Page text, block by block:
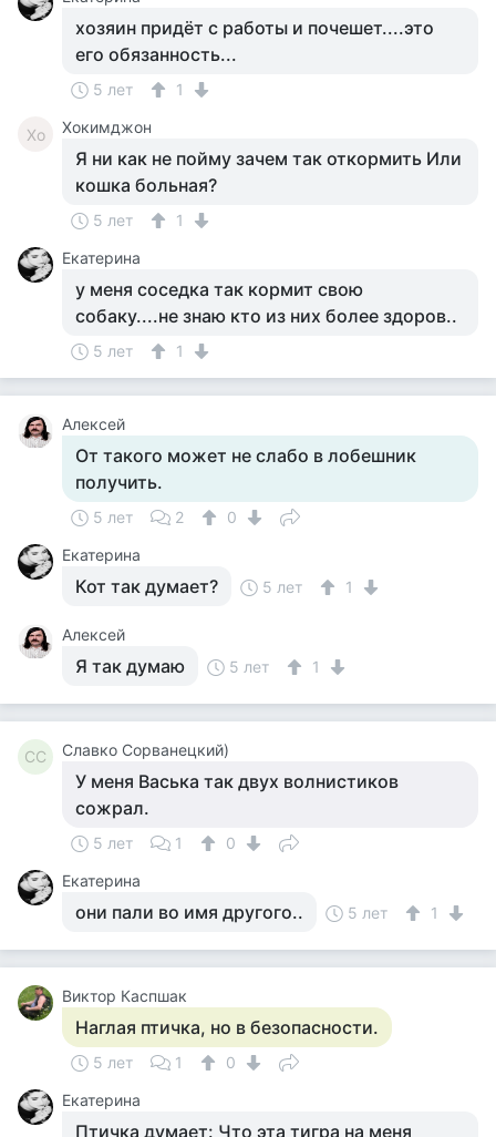
хозяин придёт с работы и почешет....это
его обязанность...
5 лет 1
Хо Хокимджон
Я ни как не пойму зачем так откормить Или
кошка больная?
5 лет
1
Екатерина
у меня соседка так кормит свою
собаку....не знаю кто из них более здоров..
5 лет 1
Алексей
От такого может не слабо в лобешник
получить.
5 лет 2
0
Екатерина
Кот так думает? 5 лет 1
Алексей
Я так думаю 5 лет 1
СС Славко Сорванецкий)
У меня Васька так двух волнистиков
сожрал.
5 лет 1
0
Екатерина
они пали во имя другого.. 5 лет 1
Виктор Каспшак
Наглая птичка, но в безопасности.
5 лет 1
0
Екатерина
Птичка думает: Что эта тигра на меня